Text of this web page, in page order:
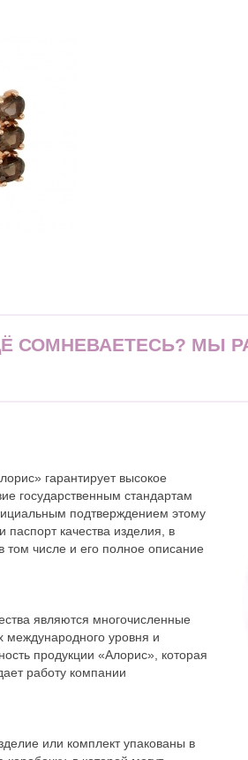
СОМНЕВАЕТЕСЬ? МЫ
гарантирует высокое
государственным стандартам
подтверждением этому
паспорт качества изделия, в
том числе и его полное описание
являются многочисленные
международного уровня и
продукции «Алорис», которая
работу компании
или комплект упакованы в